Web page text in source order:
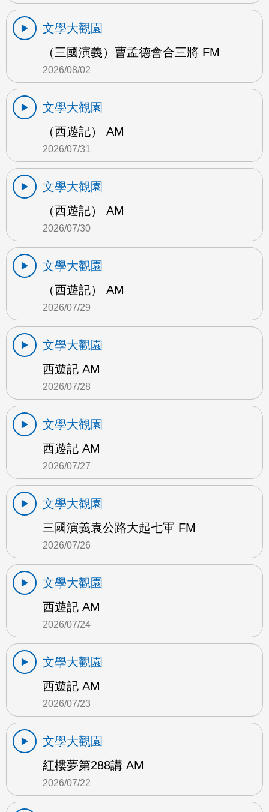
文學大觀園
（三國演義）曹孟德會合三將 FM
2026/08/02
文學大觀園
（西遊記） AM
2026/07/31
文學大觀園
（西遊記） AM
2026/07/30
文學大觀園
（西遊記） AM
2026/07/29
文學大觀園
西遊記 AM
2026/07/28
文學大觀園
西遊記 AM
2026/07/27
文學大觀園
三國演義袁公路大起七軍 FM
2026/07/26
文學大觀園
西遊記 AM
2026/07/24
文學大觀園
西遊記 AM
2026/07/23
文學大觀園
紅樓夢第288講 AM
2026/07/22